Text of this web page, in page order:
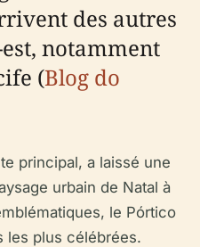
des autres
notamment
(Blog do
principal, a laissé une
urbain de Natal à
le Pórtico
plus célébrées.